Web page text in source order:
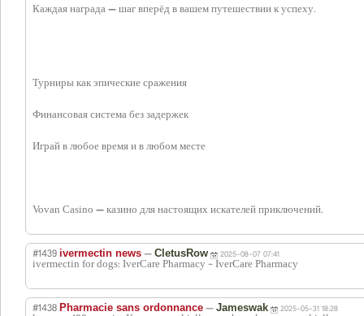
Каждая награда — шаг вперёд в вашем путешествии к успеху.
Турниры как эпические сражения
Финансовая система без задержек
Играй в любое время и в любом месте
Vovan Casino — казино для настоящих искателей приключений.
#1439 ivermectin news — CletusRow 2025-08-07 07:41
ivermectin for dogs: IverCare Pharmacy - IverCare Pharmacy
#1438 Pharmacie sans ordonnance — Jameswak 2025-05-31 18:28